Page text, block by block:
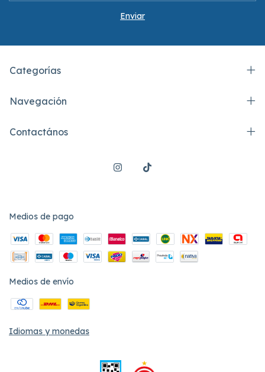
Categorías
Navegación
Contactános
Medios de pago
Medios de envío
Idiomas y monedas